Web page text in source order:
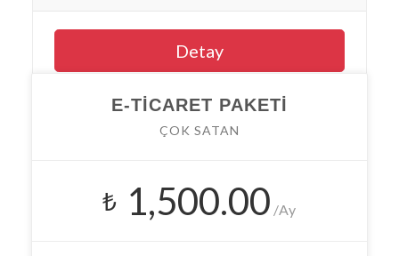
Detay
E-TICARET PAKETI
ÇOK SATAN
₺ 1,500.00 /Ay